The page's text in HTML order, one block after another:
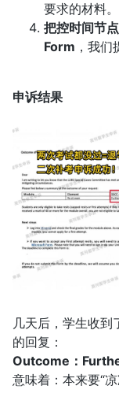
要求的材料。
把控时间节点
Form ，我们
申诉结果
几天后，学生收到
的回复：
Outcome：
意味着：本来要“